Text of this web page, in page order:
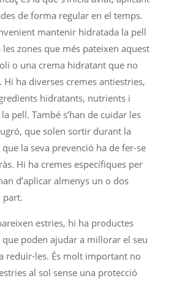
de forma regular en el temps.
mantenir hidratada la pell
les zones que més pateixen aquest
o una crema hidratant que no
ha diverses cremes antiestries,
hidratants, nutrients i
pell. També s’han de cuidar les
que solen sortir durant la
la seva prevenció ha de fer-se
Hi ha cremes específiques per
d’aplicar almenys un o dos
part.
estries, hi ha productes
poden ajudar a millorar el seu
reduir-les. És molt important no
al sol sense una protecció